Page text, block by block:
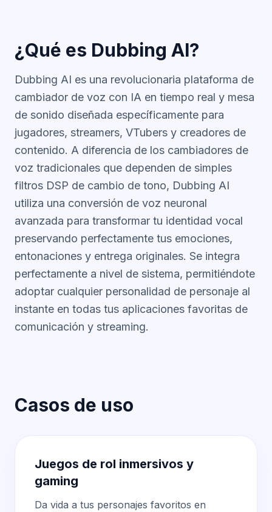
¿Qué es Dubbing AI?
Dubbing AI es una revolucionaria plataforma de
cambiador de voz con IA en tiempo real y mesa
de sonido diseñada específicamente para
jugadores, streamers, VTubers y creadores de
contenido. A diferencia de los cambiadores de
voz tradicionales que dependen de simples
filtros DSP de cambio de tono, Dubbing AI
utiliza una conversión de voz neuronal
avanzada para transformar tu identidad vocal
preservando perfectamente tus emociones,
entonaciones y entrega originales. Se integra
perfectamente a nivel de sistema, permitiéndote
adoptar cualquier personalidad de personaje al
instante en todas tus aplicaciones favoritas de
comunicación y streaming.
Casos de uso
Juegos de rol inmersivos y
gaming
Da vida a tus personajes favoritos en